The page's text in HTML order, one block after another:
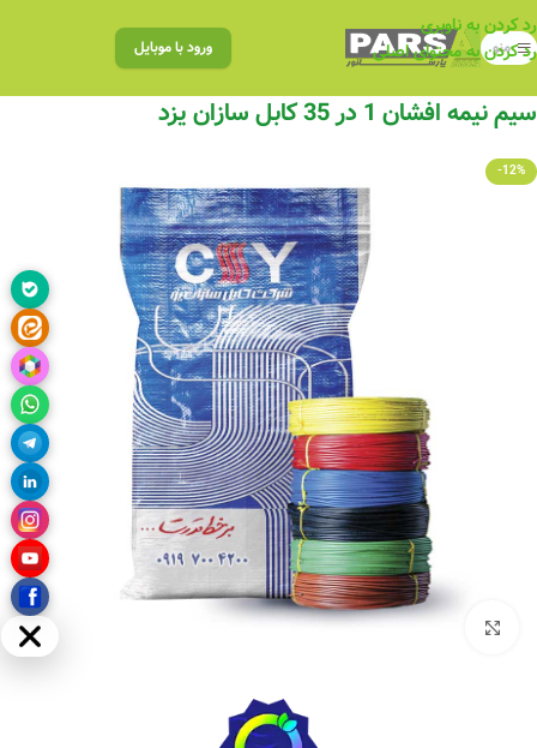
رد کردن به ناوبری
رد کردن به محتوای اصلی
منو ورود با موبایل
سیم نیمه افشان 1 در 35 کابل سازان یزد
-12%
بزرگنمایی تصویر